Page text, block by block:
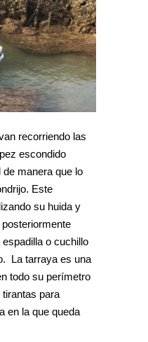
recorriendo las
escondido
manera que lo
Este
su huida y
o cuchillo
La tarraya es una
todo su perímetro
tirantas para
en la que queda